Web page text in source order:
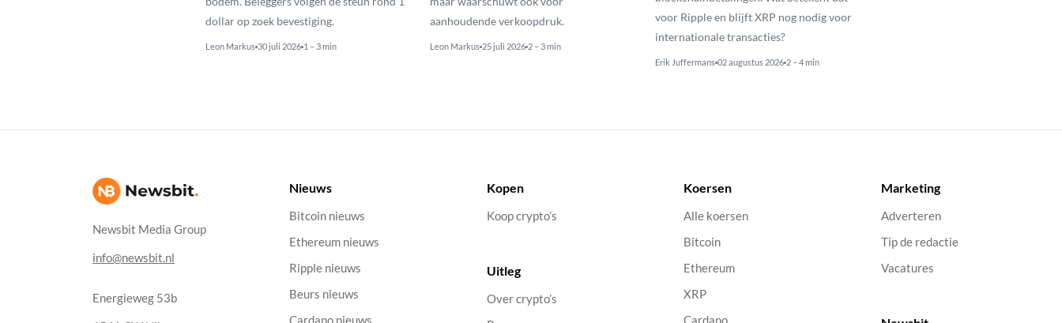
dollar op zoek bevestiging.
Leon Markus 30 juli 2026 1 – 3 min
aanhoudende verkoopdruk.
Leon Markus 25 juli 2026 2 – 3 min
voor Ripple en blijft XRP nog nodig voor
internationale transacties?
Erik Juffermans 02 augustus 2026 2 – 4 min
Newsbit Media Group
info@newsbit.nl
Energieweg 53b
Nieuws
Bitcoin nieuws
Ethereum nieuws
Ripple nieuws
Beurs nieuws
Cardano nieuws
Kopen
Koop crypto’s
Uitleg
Over crypto’s
Koersen
Alle koersen
Bitcoin
Ethereum
XRP
Cardano
Marketing
Adverteren
Tip de redactie
Vacatures